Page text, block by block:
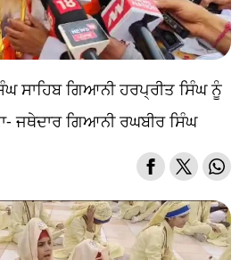
ਸਾਹਿਬ ਗਿਆਨੀ ਹਰਪ੍ਰੀਤ ਸਿੰਘ ਨੂੰ
ਜਥੇਦਾਰ ਗਿਆਨੀ ਰਘਬੀਰ ਸਿੰਘ